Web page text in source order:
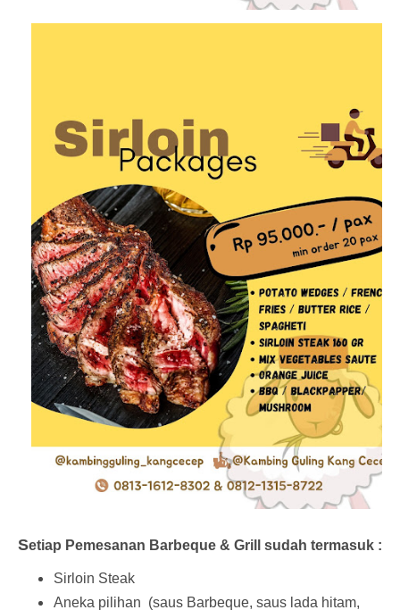
Setiap Pemesanan Barbeque & Grill sudah termasuk :
Sirloin Steak
Aneka pilihan (saus Barbeque, saus lada hitam,